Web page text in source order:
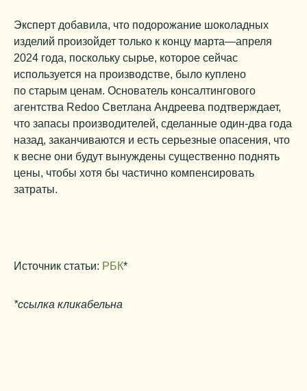
Эксперт добавила, что подорожание шоколадных
изделий произойдет только к концу марта—апреля
2024 года, поскольку сырье, которое сейчас
используется на производстве, было куплено
по старым ценам. Основатель консалтингового
агентства Redoo Светлана Андреева подтверждает,
что запасы производителей, сделанные один-два года
назад, заканчиваются и есть серьезные опасения, что
к весне они будут вынуждены существенно поднять
цены, чтобы хотя бы частично компенсировать
затраты.
Источник статьи: РБК*
*ссылка кликабельна